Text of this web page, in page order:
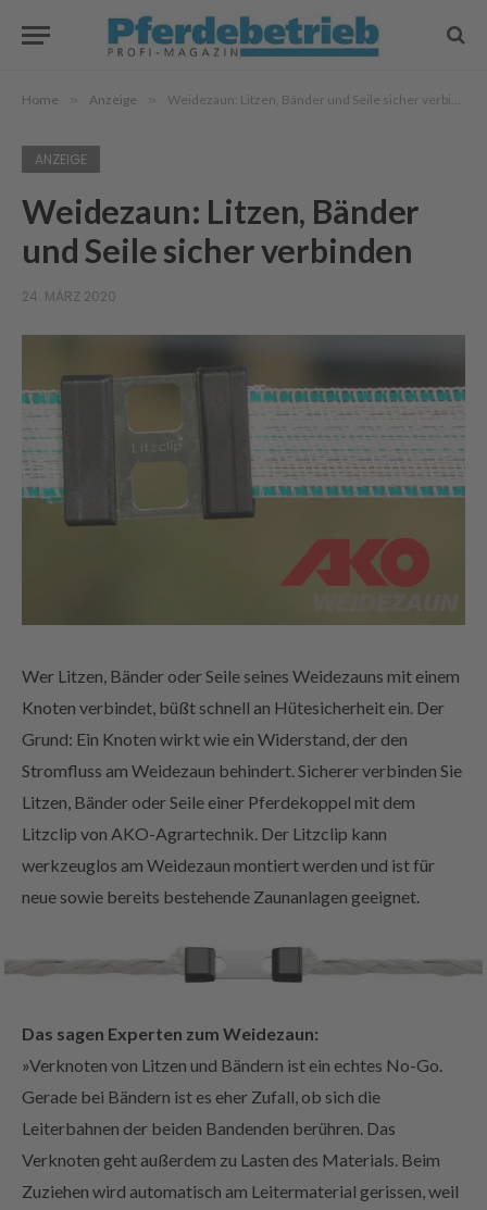
Home » Anzeige » Weidezaun: Litzen, Bänder und Seile sicher verbinden
ANZEIGE
Weidezaun: Litzen, Bänder
und Seile sicher verbinden
24. MÄRZ 2020
Wer Litzen, Bänder oder Seile seines Weidezauns mit einem
Knoten verbindet, büßt schnell an Hütesicherheit ein. Der
Grund: Ein Knoten wirkt wie ein Widerstand, der den
Stromfluss am Weidezaun behindert. Sicherer verbinden Sie
Litzen, Bänder oder Seile einer Pferdekoppel mit dem
Litzclip von AKO-Agrartechnik. Der Litzclip kann
werkzeuglos am Weidezaun montiert werden und ist für
neue sowie bereits bestehende Zaunanlagen geeignet.
Das sagen Experten zum Weidezaun:
»Verknoten von Litzen und Bändern ist ein echtes No-Go.
Gerade bei Bändern ist es eher Zufall, ob sich die
Leiterbahnen der beiden Bandenden berühren. Das
Verknoten geht außerdem zu Lasten des Materials. Beim
Zuziehen wird automatisch am Leitermaterial gerissen, weil